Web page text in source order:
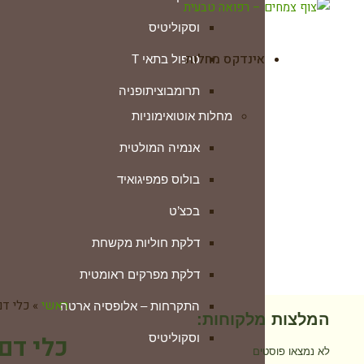
וסקוליטיס
טיפול בתאי T
תרומבוציתופניה
טרשת נפוצה
ילפת שטוחה ליכן פלנוס
לופוס (זאבת)
מחלת ווגנר
מחלת מג’דו ג’וזף
מחלת סטיל
מחלת קרוהן
מיאסטניה גראביס
אינדקס מחלות
מחלות אוטואימוניות
אנמיה המולטית
בולוס פמפיגואיד
בכצ’ט
דלקת חוליות מקשחת
דלקת מפרקים ראומטית
התקרחות – אלופסיה ארטה
וסקוליטיס
ראשי » כלי
כלי
המלצות מלקוחות:
לא נמצאו פוסטים